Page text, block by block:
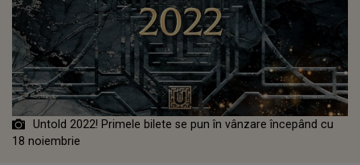
Untold 2022! Primele bilete se pun în vânzare începând cu
18 noiembrie